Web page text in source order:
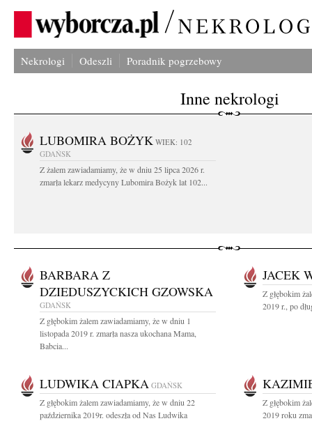
Nekrologi Odeszli Poradnik pogrzebowy
Inne nekrologi
LUBOMIRA BOŻYK WIEK: 102
GDAŃSK
Z żalem zawiadamiamy, że w dniu 25 lipca 2026 r.
zmarła lekarz medycyny Lubomira Bożyk lat 102...
BARBARA Z
DZIEDUSZYCKICH GZOWSKA
GDAŃSK
Z głębokim żalem zawiadamiamy, że w dniu 1
listopada 2019 r. zmarła nasza ukochana Mama,
Babcia...
JACEK
Z głębokim
2019 r., po
LUDWIKA CIAPKA GDAŃSK
Z głębokim żalem zawiadamiamy, że w dniu 22
października 2019r. odeszła od Nas Ludwika
Z głębokim
2019 roku